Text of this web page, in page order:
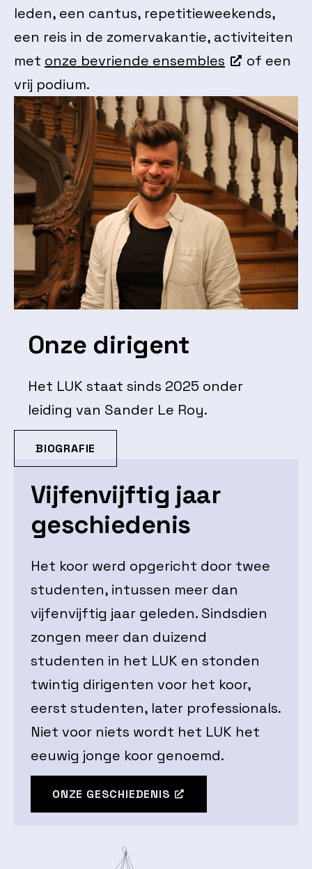
leden, een cantus, repetitieweekends,
een reis in de zomervakantie, activiteiten
met onze bevriende ensembles
of een
vrij podium.
Onze dirigent
Het LUK staat sinds 2025 onder
leiding van Sander Le Roy.
BIOGRAFIE
Vijfenvijftig jaar
geschiedenis
Het koor werd opgericht door twee
studenten, intussen meer dan
vijfenvijftig jaar geleden. Sindsdien
zongen meer dan duizend
studenten in het LUK en stonden
twintig dirigenten voor het koor,
eerst studenten, later professionals.
Niet voor niets wordt het LUK het
eeuwig jonge koor genoemd.
ONZE GESCHIEDENIS